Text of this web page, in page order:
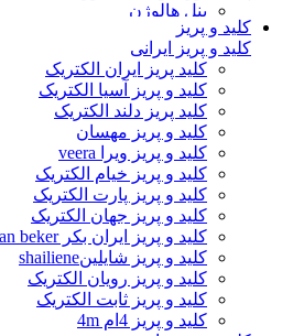
پنل هالوژن
قاب هالوژن
وال واشر و چراغ نما
جت لایت
وال واشر
چراغ دفنی
لامپ ال ای دی
لامپ حبابی ال ای دی
لامپ استوانه ای ال ای دی
لامپ شمعی ال ای دی
لامپ هالوژن ال ای دی
مهتابی ال ای دی و براکت
لامپ گازی
لامپ فیلامنتی و تزیینی
لامپ فلورسنت
لامپ ال ای دی سفینه ای
کلید و پریز
کلید و پریز ایرانی
کلید پریز ایران الکتریک
کلید و پریز آسیا الکتریک
کلید پریز دلند الکتریک
کلید و پریز مهسان
کلید و پریز ویرا veera
کلید و پریز خیام الکتریک
کلید و پریز پارت الکتریک
کلید و پریز جهان الکتریک
کلید و پریز ایران بکر iran beker
کلید و پریز شایلینshailiene
کلید و پریز رویان الکتریک
کلید و پریز ثابت الکتریک
کلید و پریز 4ام 4m